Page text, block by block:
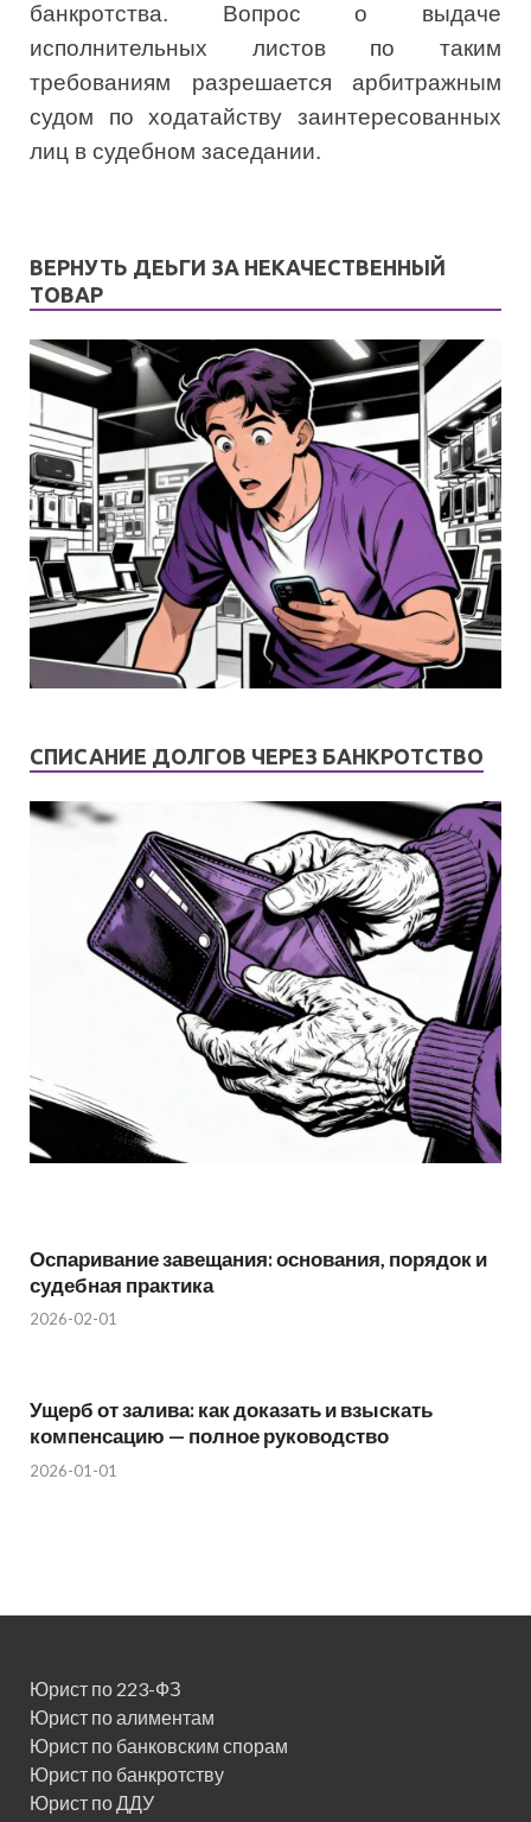
банкротства. Вопрос о выдаче
исполнительных листов по таким
требованиям разрешается арбитражным
судом по ходатайству заинтересованных
лиц в судебном заседании.
ВЕРНУТЬ ДЕЬГИ ЗА НЕКАЧЕСТВЕННЫЙ
ТОВАР
СПИСАНИЕ ДОЛГОВ ЧЕРЕЗ БАНКРОТСТВО
Оспаривание завещания: основания, порядок и
судебная практика
2026-02-01
Ущерб от залива: как доказать и взыскать
компенсацию — полное руководство
2026-01-01
Юрист по 223-ФЗ
Юрист по алиментам
Юрист по банковским спорам
Юрист по банкротству
Юрист по ДДУ